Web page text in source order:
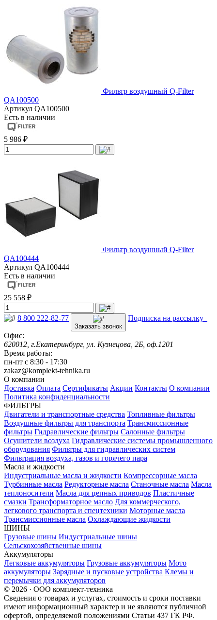
Фильтр воздушный Q-Filter
QA100500
Артикул QA100500
Есть в наличии
5 986 ₽
Фильтр воздушный Q-Filter
QA100444
Артикул QA100444
Есть в наличии
25 558 ₽
8 800 222-82-77
Заказать звонок
Подписка на рассылку
Офис:
620012, г.Екатеринбург, ул. Кузнецова, 2Б, оф.1201
Время работы:
пн-пт с 8:30 - 17:30
zakaz@komplekt-tehnika.ru
О компании
Доставка Оплата Сертификаты Акции Контакты О компании
Политика конфиденциальности
ФИЛЬТРЫ
Двигатели и транспортные средства Топливные фильтры
Воздушные фильтры для транспорта Трансмиссионные
фильтры Гидравлические фильтры Салонные фильтры
Осушители воздуха Гидравлические системы промышленного
оборудования Фильтры для гидравлических систем
Фильтрация воздуха, газов и горячего пара
Масла и жидкости
Индустриальные масла и жидкости Компрессорные масла
Турбинные масла Редукторные масла Станочные масла Масла
теплоносители Масла для цепных приводов Пластичные
смазки Трансформаторное масло Для коммерческого,
легкового транспорта и спецтехники Моторные масла
Трансмиссионные масла Охлаждающие жидкости
ШИНЫ
Грузовые шины Индустриальные шины
Сельскохозяйственные шины
Аккумуляторы
Легковые аккумуляторы Грузовые аккумуляторы Мото
аккумуляторы Зарядные и пусковые устройства Клемы и
перемычки для аккумуляторов
© 2026 · ООО комплект-техника
Сведения о товарах и услугах, стоимость и сроки поставки
имеют информационный характер и не являются публичной
офертой, определяемой положениями Статьи 437 ГК РФ.